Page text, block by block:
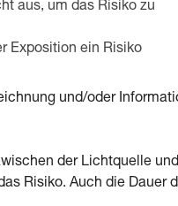
aus, um das Risiko zu
Exposition ein Risiko
und/oder
der Lichtquelle und
Risiko. Auch die Dauer